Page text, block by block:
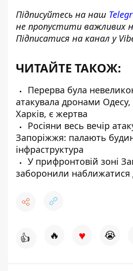
Підписуйтесь на наш
не пропустити важливих
Підписатися на канал у
ЧИТАЙТЕ ТАКОЖ:
Перерва була
атакувала дронами Одесу,
Харків, є жертва
Росіяни весь вечір
Запоріжжя: палають
інфраструктура
У прифронтовій зоні
заборонили наближатися
👍 🔥 ♥ 😭